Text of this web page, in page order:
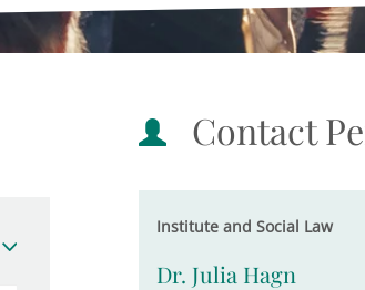
Contact
Institute and Social Law
Dr. Julia Hagn